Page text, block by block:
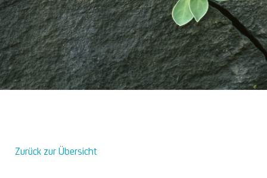
Über uns
Zurück zur Übersicht